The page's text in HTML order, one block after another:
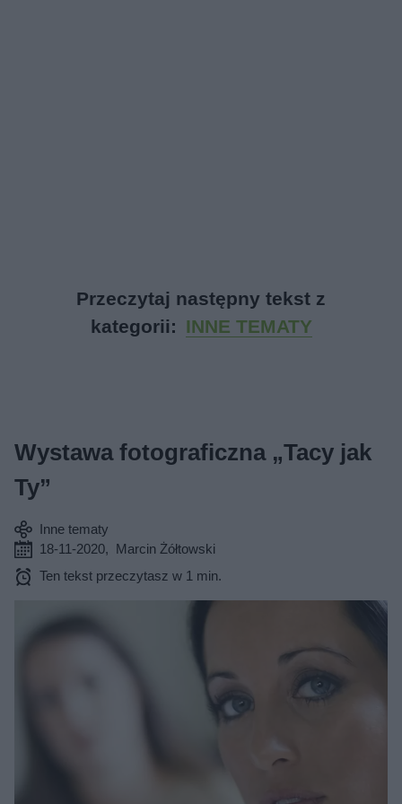
Przeczytaj następny tekst z
kategorii: INNE TEMATY
Wystawa fotograficzna „Tacy jak
Ty”
Inne tematy
18-11-2020, Marcin Żółtowski
Ten tekst przeczytasz w 1 min.